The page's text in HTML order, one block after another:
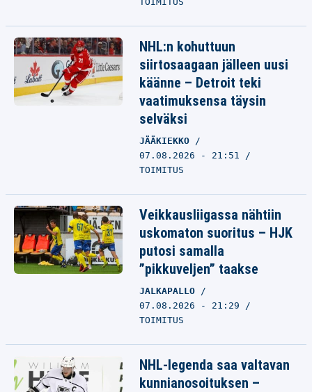
NHL:n kohuttuun
siirtosaagaan jälleen uusi
käänne – Detroit teki
vaatimuksensa täysin
selväksi
JÄÄKIEKKO
07.08.2026 - 21:51
TOIMITUS
Veikkausliigassa nähtiin
uskomaton suoritus – HJK
putosi samalla
”pikkuveljen” taakse
JALKAPALLO
07.08.2026 - 21:29
TOIMITUS
NHL-legenda saa valtavan
kunnianosoituksen –